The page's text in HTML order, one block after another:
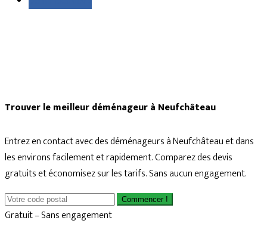
Trouver le meilleur déménageur à Neufchâteau
Entrez en contact avec des déménageurs à Neufchâteau et dans
les environs facilement et rapidement. Comparez des devis
gratuits et économisez sur les tarifs. Sans aucun engagement.
Commencer !
Gratuit – Sans engagement